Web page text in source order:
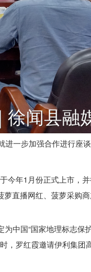
一步加强合作进行座谈
年1月份正式上市，
直播网红、菠萝采购
中国“国家地理标志保
，罗红霞邀请伊利集团